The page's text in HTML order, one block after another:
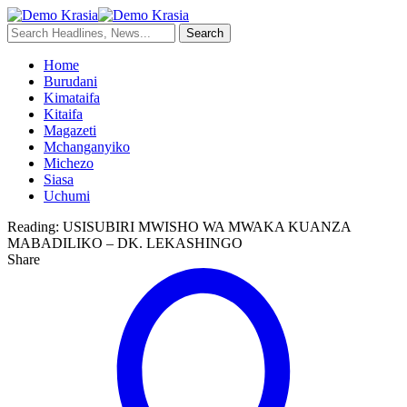
Home
Burudani
Kimataifa
Kitaifa
Magazeti
Mchanganyiko
Michezo
Siasa
Uchumi
Reading: USISUBIRI MWISHO WA MWAKA KUANZA
MABADILIKO – DK. LEKASHINGO
Share